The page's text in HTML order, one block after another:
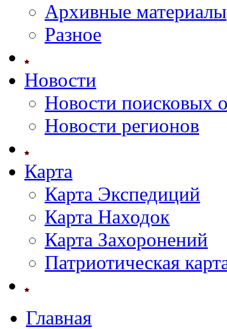
Архивные материалы
Разное
Новости
Новости поисковых
Новости регионов
Карта
Карта Экспедиций
Карта Находок
Карта Захоронений
Патриотическая
Главная